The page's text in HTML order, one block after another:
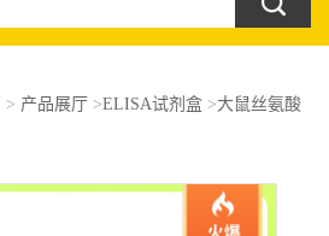
> 产品展厅 >ELISA试剂盒>大鼠丝氨酸